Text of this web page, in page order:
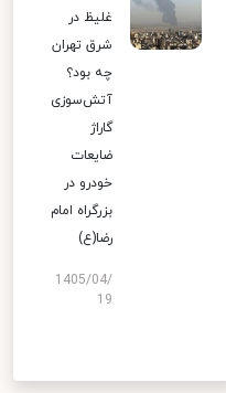
غلیظ در
شرق تهران
چه بود؟
آتش‌سوزی
گاراژ
ضایعات
خودرو در
بزرگراه امام
رضا(ع)
1405/04/
19